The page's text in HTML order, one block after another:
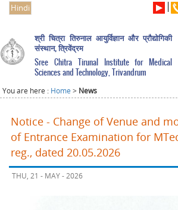
Hindi
श्री चित्रा तिरुनाल आयुर्विज्ञान और प्रौद्योगिकी
संस्थान, त्रिवेंद्रम
Sree Chitra Tirunal Institute for Medical
Sciences and Technology, Trivandrum
You are here : Home > News
Notice - Change of Venue and
of Entrance Examination for
reg., dated 20.05.2026
THU, 21 - MAY - 2026